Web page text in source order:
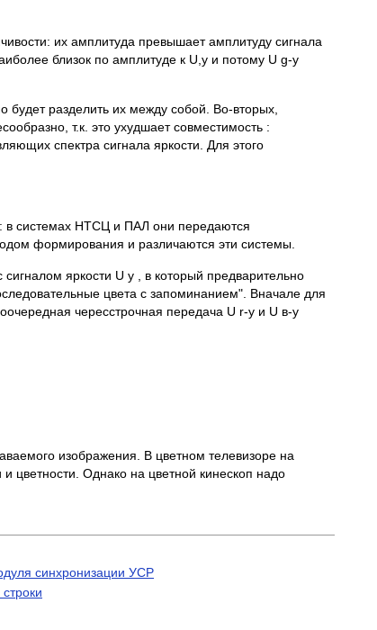
их амплитуда превышает амплитуду сигнала
близок по амплитуде к U,y и потому U g-y
будет разделить их между собой. Во-вторых,
т.к. это ухудшает совместимость :
спектра сигнала яркости. Для этого
в системах НТСЦ и ПАЛ они передаются
формирования и различаются эти системы.
яркости U у , в который предварительно
цвета с запоминанием". Вначале для
чересстрочная передача U r-у и U в-у
изображения. В цветном телевизоре на
цветности. Однако на цветной кинескоп надо
синхронизации УСР